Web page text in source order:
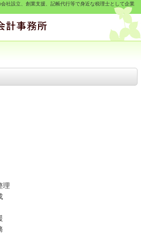
社設立、創業支援、記帳代行等で身近な税理士として企業
理